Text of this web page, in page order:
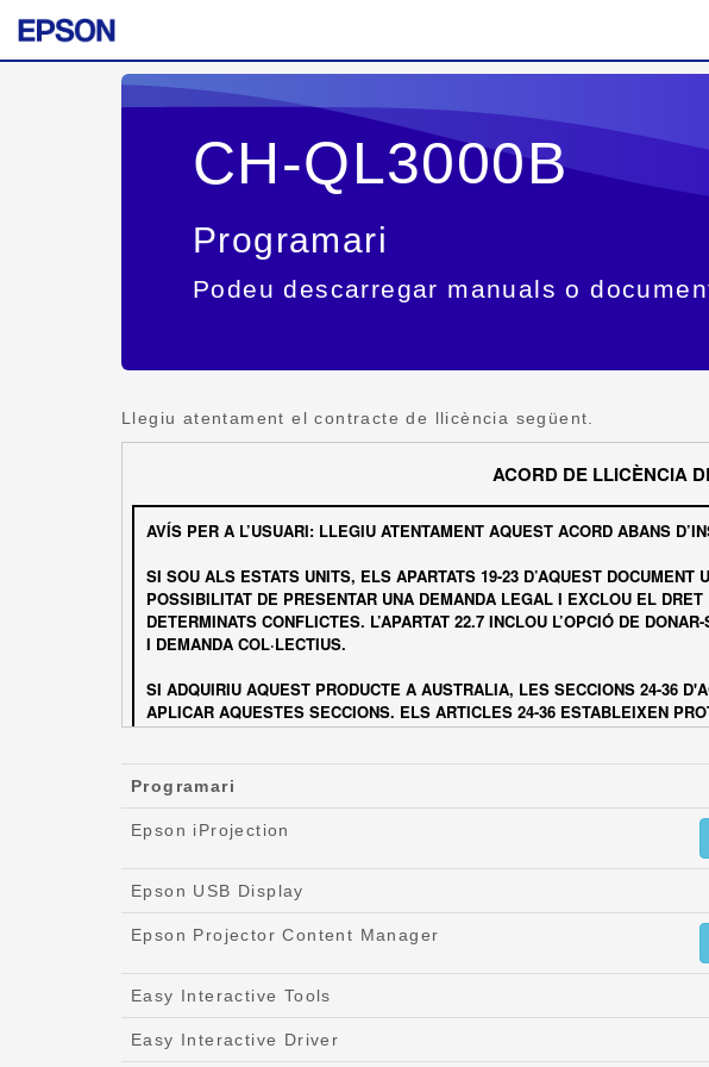
CH-QL3000B
Programari
Podeu descarregar manuals o
Llegiu atentament el contracte de llicència següent.
Programari
Epson iProjection
Epson USB Display
Epson Projector Content Manager
Easy Interactive Tools
Easy Interactive Driver